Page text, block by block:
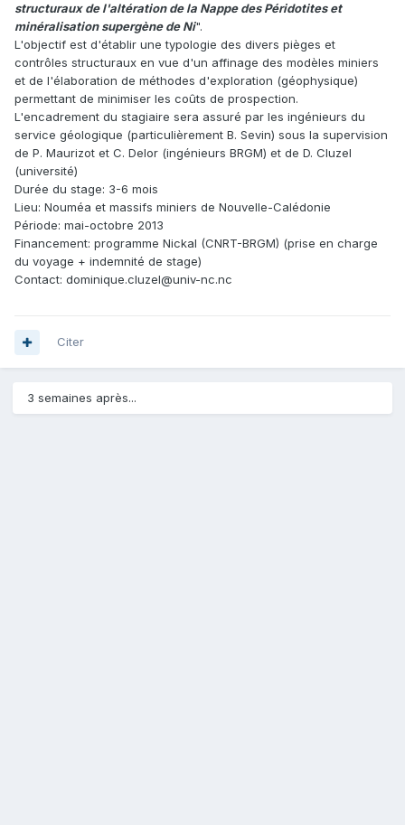
structuraux de l'altération de la Nappe des Péridotites et
minéralisation supergène de Ni".
L'objectif est d'établir une typologie des divers pièges et
contrôles structuraux en vue d'un affinage des modèles miniers
et de l'élaboration de méthodes d'exploration (géophysique)
permettant de minimiser les coûts de prospection.
L'encadrement du stagiaire sera assuré par les ingénieurs du
service géologique (particulièrement B. Sevin) sous la supervision
de P. Maurizot et C. Delor (ingénieurs BRGM) et de D. Cluzel
(université)
Durée du stage: 3-6 mois
Lieu: Nouméa et massifs miniers de Nouvelle-Calédonie
Période: mai-octobre 2013
Financement: programme Nickal (CNRT-BRGM) (prise en charge
du voyage + indemnité de stage)
Contact: dominique.cluzel@univ-nc.nc
Citer
3 semaines après...